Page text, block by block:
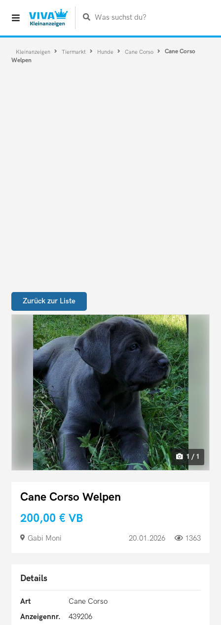
Was suchst du?
Kleinanzeigen Tiermarkt Hunde Cane Corso
Cane Corso
Welpen
Zurück zur Liste
1 / 1
Cane Corso Welpen
200,00 € VB
Gabi Moni 20.01.2026 1363
Details
Art
Cane Corso
Anzeigennr.
439206